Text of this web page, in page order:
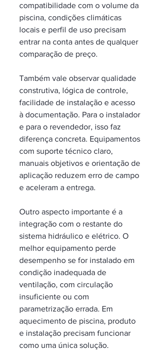
compatibilidade com o volume da
piscina, condições climáticas
locais e perfil de uso precisam
entrar na conta antes de qualquer
comparação de preço.
Também vale observar qualidade
construtiva, lógica de controle,
facilidade de instalação e acesso
à documentação. Para o instalador
e para o revendedor, isso faz
diferença concreta. Equipamentos
com suporte técnico claro,
manuais objetivos e orientação de
aplicação reduzem erro de campo
e aceleram a entrega.
Outro aspecto importante é a
integração com o restante do
sistema hidráulico e elétrico. O
melhor equipamento perde
desempenho se for instalado em
condição inadequada de
ventilação, com circulação
insuficiente ou com
parametrização errada. Em
aquecimento de piscina, produto
e instalação precisam funcionar
como uma única solução.